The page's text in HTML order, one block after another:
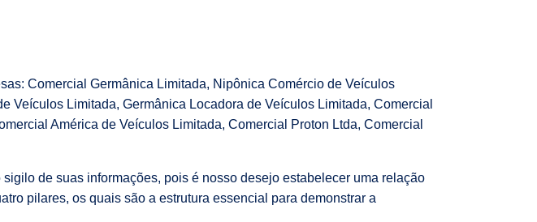
Comercial Germânica Limitada, Nipônica Comércio de Veículos
Veículos Limitada, Germânica Locadora de Veículos Limitada, Comercial
América de Veículos Limitada, Comercial Proton Ltda, Comercial
de suas informações, pois é nosso desejo estabelecer uma relação
pilares, os quais são a estrutura essencial para demonstrar a